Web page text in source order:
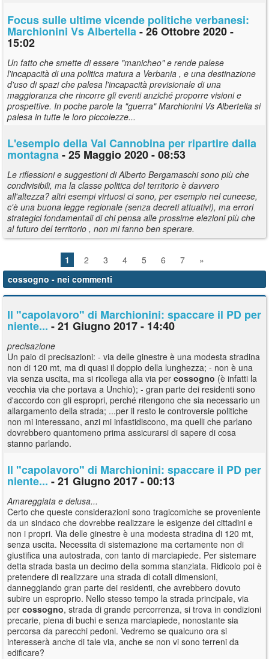
Focus sulle ultime vicende politiche verbanesi:
Marchionini Vs Albertella- 26 Ottobre 2020 -
15:02
Un fatto che smette di essere "manicheo" e rende palese
l'incapacità di una politica matura a Verbania , e una destinazione
d'uso di spazi che palesa l'incapacità previsionale di una
maggioranza che rincorre gli eventi anziché proporre visioni e
prospettive. In poche parole la "guerra" Marchionini Vs Albertella si
palesa in tutte le loro piccolezze...
L'esempio della Val Cannobina per ripartire dalla
montagna- 25 Maggio 2020 - 08:53
Le riflessioni e suggestioni di Alberto Bergamaschi sono più che
condivisibili, ma la classe politica del territorio è davvero
all'altezza? altri esempi virtuosi ci sono, per esempio nel cuneese,
c'è una buona legge regionale (senza decreti attuativi), ma errori
strategici fondamentali di chi pensa alle prossime elezioni più che
al futuro del territorio , non mi fanno ben sperare.
1 2 3 4 5 6 7
»
cossogno - nei commenti
Il "capolavoro" di Marchionini: spaccare il PD per
niente... - 21 Giugno 2017 - 14:40
precisazione
Un paio di precisazioni: - via delle ginestre è una modesta stradina
non di 120 mt, ma di quasi il doppio della lunghezza; - non è una
via senza uscita, ma si ricollega alla via per cossogno (è infatti la
vecchia via che portava a Unchio); - gran parte dei residenti sono
d'accordo con gli espropri, perché ritengono che sia necessario un
allargamento della strada; ...per il resto le controversie politiche
non mi interessano, anzi mi infastidiscono, ma quelli che parlano
dovrebbero quantomeno prima assicurarsi di sapere di cosa
stanno parlando.
Il "capolavoro" di Marchionini: spaccare il PD per
niente... - 21 Giugno 2017 - 00:13
Amareggiata e delusa...
Certo che queste considerazioni sono tragicomiche se proveniente
da un sindaco che dovrebbe realizzare le esigenze dei cittadini e
non i propri. Via delle ginestre è una modesta stradina di 120 mt,
senza uscita. Necessita di sistemazione ma certamente non di
giustifica una autostrada, con tanto di marciapiede. Per sistemare
detta strada basta un decimo della somma stanziata. Ridicolo poi è
pretendere di realizzare una strada di cotali dimensioni,
danneggiando gran parte dei residenti, che avrebbero dovuto
subire un esproprio. Nello stesso tempo la strada principale, via
per cossogno, strada di grande percorrenza, si trova in condizioni
precarie, piena di buchi e senza marciapiede, nonostante sia
percorsa da parecchi pedoni. Vedremo se qualcuno ora si
interesserà anche di tale via, anche se non vi sono terreni da
edificare?